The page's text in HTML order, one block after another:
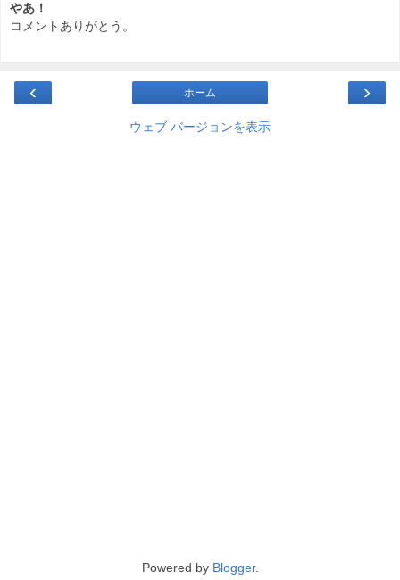
やあ！
コメントありがとう。
‹ ›
ホーム
ウェブ バージョンを表示
Powered by Blogger.